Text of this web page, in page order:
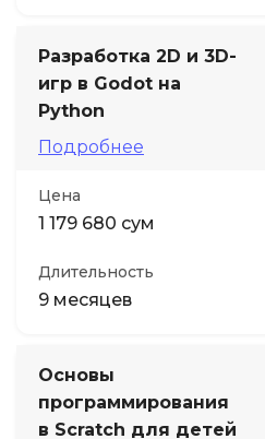
Разработка 2D и 3D-
игр в Godot на
Python
Подробнее
Цена
1 179 680 сум
Длительность
9 месяцев
Основы
программирования
в Scratch для детей